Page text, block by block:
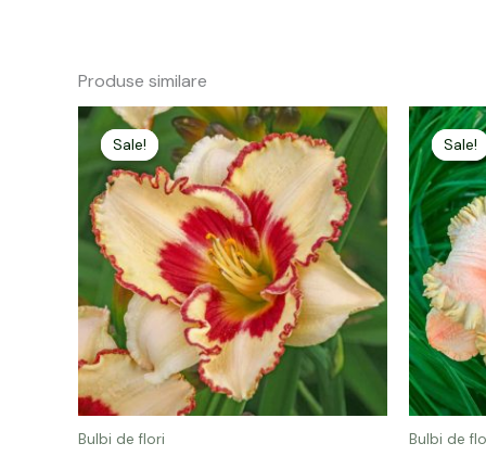
Produse similare
Sale!
Sale!
Bulbi de flori
Prețul
inițial
a
fost:
49,00 lei.
Prețul
curent
este:
25,00 lei.
Sale!
Sale!
Bulbi de
a